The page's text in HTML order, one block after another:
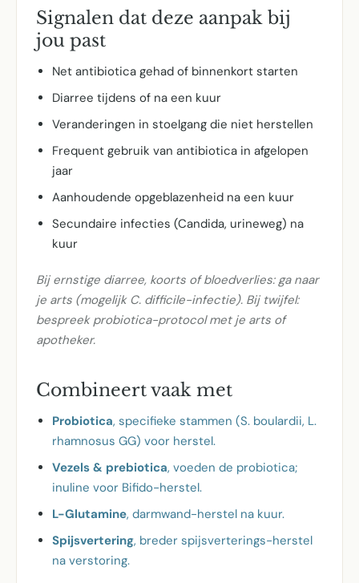
Signalen dat deze aanpak bij
jou past
Net antibiotica gehad of binnenkort starten
Diarree tijdens of na een kuur
Veranderingen in stoelgang die niet herstellen
Frequent gebruik van antibiotica in afgelopen
jaar
Aanhoudende opgeblazenheid na een kuur
Secundaire infecties (Candida, urineweg) na
kuur
Bij ernstige diarree, koorts of bloedverlies: ga naar
je arts (mogelijk C. difficile-infectie). Bij twijfel:
bespreek probiotica-protocol met je arts of
apotheker.
Combineert vaak met
Probiotica, specifieke stammen (S. boulardii, L.
rhamnosus GG) voor herstel.
Vezels & prebiotica, voeden de probiotica;
inuline voor Bifido-herstel.
L-Glutamine, darmwand-herstel na kuur.
Spijsvertering, breder spijsverterings-herstel
na verstoring.